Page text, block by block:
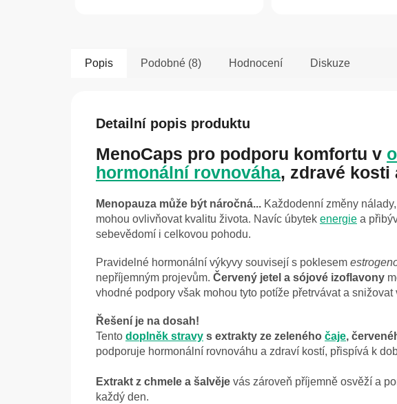
Popis Podobné (8) Hodnocení Diskuze
Detailní popis produktu
MenoCaps pro podporu komfortu v
hormonální rovnováha, zdravé kosti
Menopauza může být náročná... Každodenní změny
mohou ovlivňovat kvalitu života. Navíc úbytek energie a
sebevědomí i celkovou pohodu.
Pravidelné hormonální výkyvy souvisejí s poklesem
nepříjemným projevům. Červený jetel a sójové izoflavony
vhodné podpory však mohou tyto potíže přetrvávat a snižovat
Řešení je na dosah!
Tento doplněk stravy s extrakty ze zeleného čaje,
podporuje hormonální rovnováhu a zdraví kostí, přispívá k
Extrakt z chmele a šalvěje vás zároveň příjemně osvěží a
každý den.